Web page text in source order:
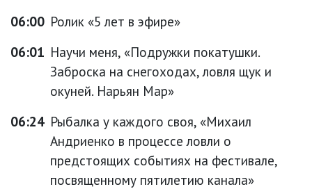
06:00 Ролик «5 лет в эфире»
06:01 Научи меня, «Подружки покатушки.
Заброска на снегоходах, ловля щук и
окуней. Нарьян Мар»
06:24 Рыбалка у каждого своя, «Михаил
Андриенко в процессе ловли о
предстоящих событиях на фестивале,
посвященному пятилетию канала»